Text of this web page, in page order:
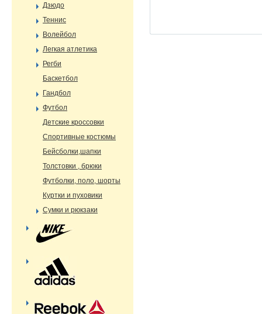
Дзюдо
Теннис
Волейбол
Легкая атлетика
Регби
Баскетбол
Гандбол
Футбол
Детские кроссовки
Спортивные костюмы
Бейсболки,шапки
Толстовки , брюки
Футболки, поло, шорты
Куртки и пуховики
Сумки и рюкзаки